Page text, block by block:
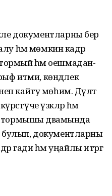
документларны бер
һәм мөмкин кадәр
һәм оешмадан-
итми, көндәлек
кайту мөһим. Дәүләт
үзәкләр һәм
дәвамында
документларны
гади һәм уңайлы итәргә